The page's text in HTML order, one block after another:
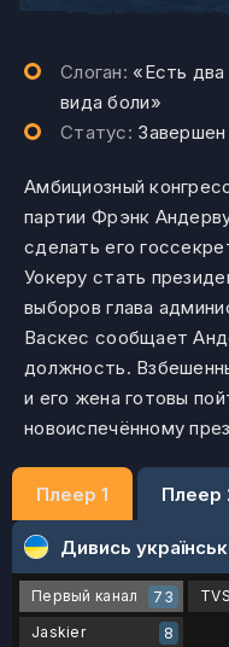
Слоган: «Есть два
вида боли»
Статус: Завершен
Амбициозный
партии Фрэнк
сделать его
Уокеру стать
выборов глава
Васкес сообщает
должность.
и его жена готовы
новоиспечённому
Плеер 1 Плеер
Дивись
Первый канал 73
Jaskier
8